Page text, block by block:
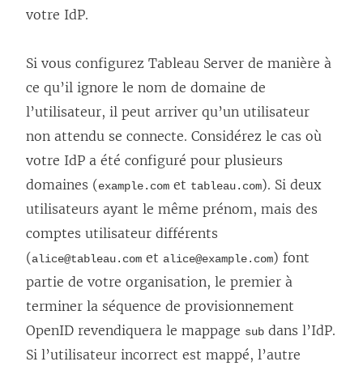
votre IdP.
Si vous configurez Tableau Server de manière à
ce qu’il ignore le nom de domaine de
l’utilisateur, il peut arriver qu’un utilisateur
non attendu se connecte. Considérez le cas où
votre IdP a été configuré pour plusieurs
domaines (example.com et tableau.com). Si deux
utilisateurs ayant le même prénom, mais des
comptes utilisateur différents
(alice@tableau.com et alice@example.com) font
partie de votre organisation, le premier à
terminer la séquence de provisionnement
OpenID revendiquera le mappage sub dans l’IdP.
Si l’utilisateur incorrect est mappé, l’autre